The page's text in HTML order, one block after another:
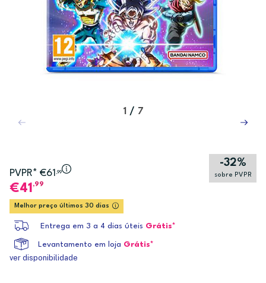
1 / 7
PVPR* €61 ,99
-32%
sobre PVPR
41 ,99
Melhor preço últimos 30 dias
Entrega em 3 a 4 dias úteis Grátis*
Levantamento em loja Grátis*
ver disponibilidade